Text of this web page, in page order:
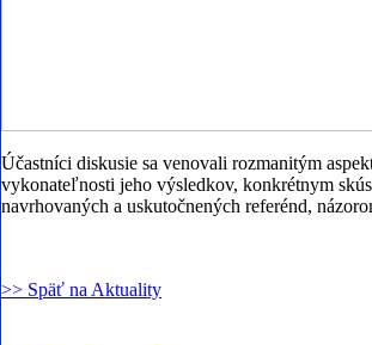
Účastníci diskusie sa venovali rozmanitým
vykonateľnosti jeho výsledkov, konkrétnym
navrhovaných a uskutočnených referénd,
>> Späť na Aktuality